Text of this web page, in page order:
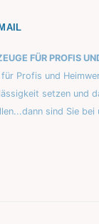
FÜR PROFIS
Profis und
setzen und
sind Sie bei